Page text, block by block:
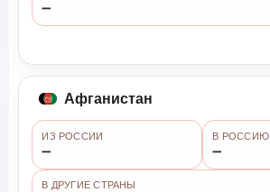
➖
Афганистан
ИЗ РОССИИ
➖
В РОССИЮ
➖
В ДРУГИЕ СТРАНЫ